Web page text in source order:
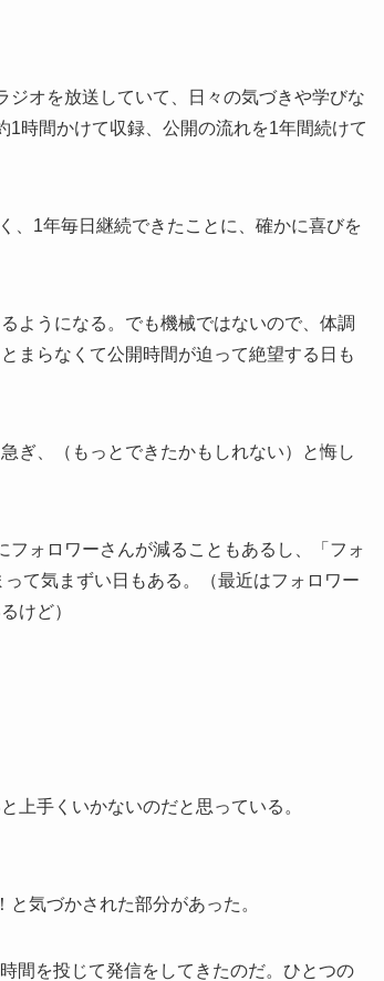
オを放送していて、日々の気づきや学びな
時間かけて収録、公開の流れを1年間続けて
、1年毎日継続できたことに、確かに喜びを
ようになる。でも機械ではないので、体調
まらなくて公開時間が迫って絶望する日も
ぎ、（もっとできたかもしれない）と悔し
ォロワーさんが減ることもあるし、「フォ
て気まずい日もある。（最近はフォロワー
けど）
上手くいかないのだと思っている。
気づかされた部分があった。
間を投じて発信をしてきたのだ。ひとつの